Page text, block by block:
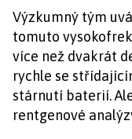
Výzkumný tým
tomuto
více než dvakrát
rychle se
stárnutí baterií.
rentgenové